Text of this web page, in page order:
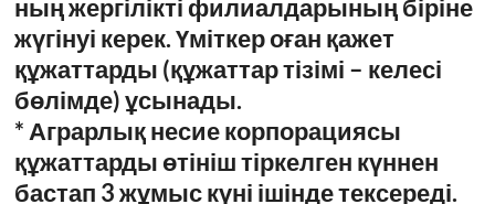
ның жергілікті филиалдарының біріне
жүгінуі керек. Үміткер оған қажет
құжаттарды (құжаттар тізімі – келесі
бөлімде) ұсынады.
* Аграрлық несие корпорациясы
құжаттарды өтініш тіркелген күннен
бастап 3 жұмыс күні ішінде тексереді.